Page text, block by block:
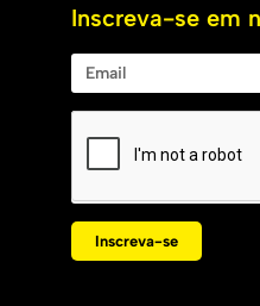
Inscreva-se em
Inscreva-se